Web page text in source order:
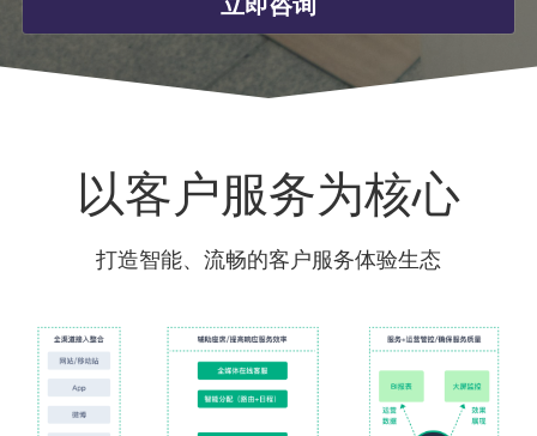
客服机器人
电销外呼系统
400-895-0010
kf@cc-crm.com
以客户服务为核心
打造智能、流畅的客户服务体验生态